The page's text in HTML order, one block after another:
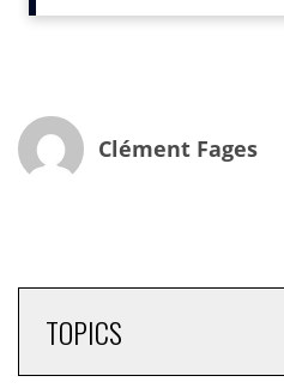
plateformes numériques. La
plutôt été une réussite. Mais je
d’entre vous n’ont jamais
pour beaucoup d’échecs. »
Clément Fages
TOPICS